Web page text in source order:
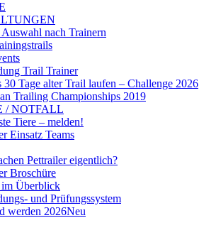
nach Trainern
Trail Trainer
30 Tage alter Trail laufen – Challenge 2026
Trailing Championships 2019
/ NOTFALL
Tiere – melden!
Einsatz Teams
Pettrailer eigentlich?
Broschüre
Überblick
und Prüfungssystem
werden 2026Neu